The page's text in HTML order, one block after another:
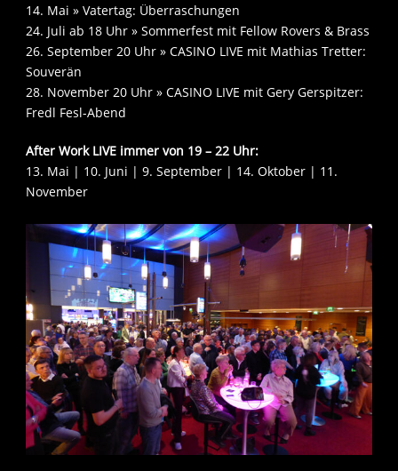
14. Mai » Vatertag: Überraschungen
24. Juli ab 18 Uhr » Sommerfest mit Fellow Rovers & Brass
26. September 20 Uhr » CASINO LIVE mit Mathias Tretter:
Souverän
28. November 20 Uhr » CASINO LIVE mit Gery Gerspitzer:
Fredl Fesl-Abend
After Work LIVE immer von 19 – 22 Uhr:
13. Mai | 10. Juni | 9. September | 14. Oktober | 11.
November